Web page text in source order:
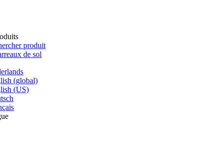
(global)
(US)
produit
de sol